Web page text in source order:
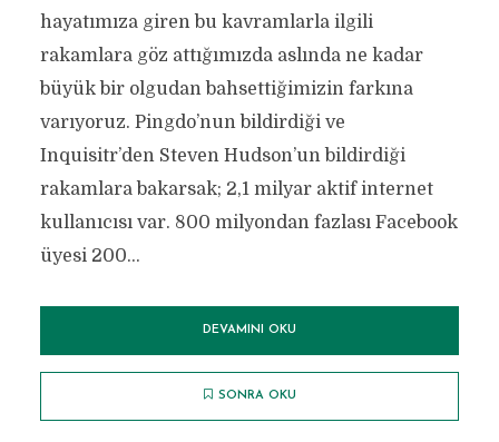
hayatımıza giren bu kavramlarla ilgili
rakamlara göz attığımızda aslında ne kadar
büyük bir olgudan bahsettiğimizin farkına
varıyoruz. Pingdo’nun bildirdiği ve
Inquisitr’den Steven Hudson’un bildirdiği
rakamlara bakarsak; 2,1 milyar aktif internet
kullanıcısı var. 800 milyondan fazlası Facebook
üyesi 200...
DEVAMINI OKU
SONRA OKU